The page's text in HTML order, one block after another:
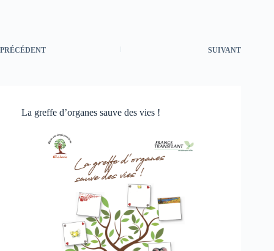
PRÉCÉDENT SUIVANT
La greffe d’organes sauve des vies !